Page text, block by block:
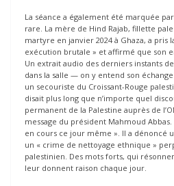
La séance a également été marquée
rare. La mère de Hind Rajab, fillette
martyre en janvier 2024 à Ghaza, a pris
exécution brutale » et affirmé que son
Un extrait audio des derniers instants
dans la salle — on y entend son
un secouriste du Croissant-Rouge
disait plus long que n’importe quel
permanent de la Palestine auprès de
message du président Mahmoud
en cours ce jour même ». Il a dénoncé
un « crime de nettoyage ethnique »
palestinien. Des mots forts, qui
leur donnent raison chaque jour.